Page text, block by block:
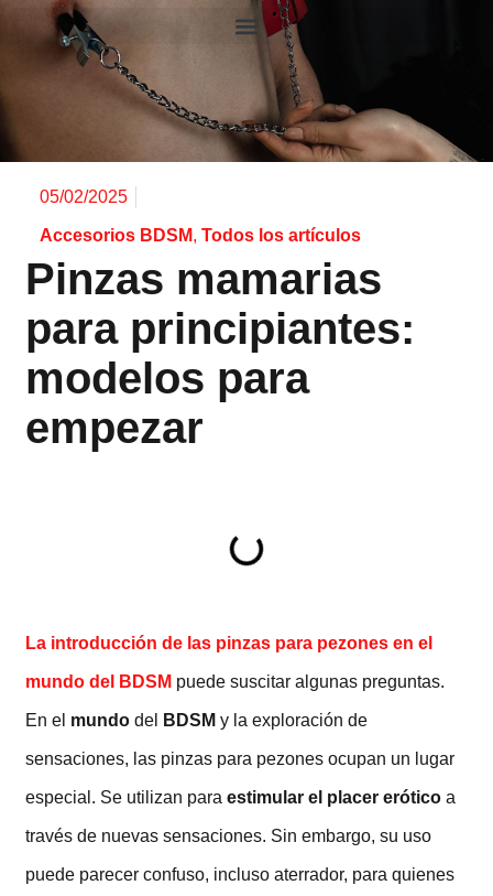
05/02/2025
Accesorios BDSM,Todos los artículos
Pinzas mamarias
para principiantes:
modelos para
empezar
La introducción de las pinzas para pezones en el
mundo del BDSM puede suscitar algunas preguntas.
En el mundo del BDSM y la exploración de
sensaciones, las pinzas para pezones ocupan un lugar
especial. Se utilizan paraestimular el placer erótico a
través de nuevas sensaciones. Sin embargo, su uso
puede parecer confuso, incluso aterrador, para quienes